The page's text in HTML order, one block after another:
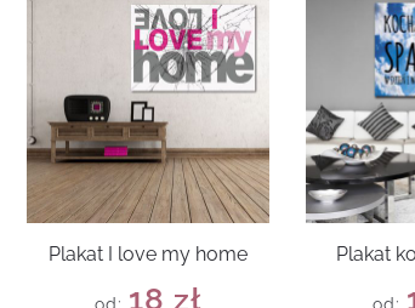
Plakat I love my home
18 zł
Plakat